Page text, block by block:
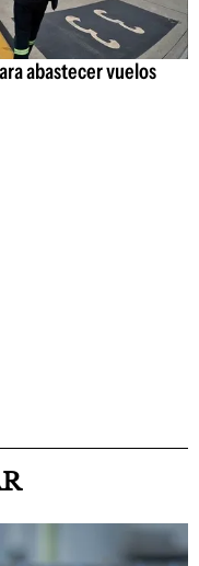
abastecer vuelos